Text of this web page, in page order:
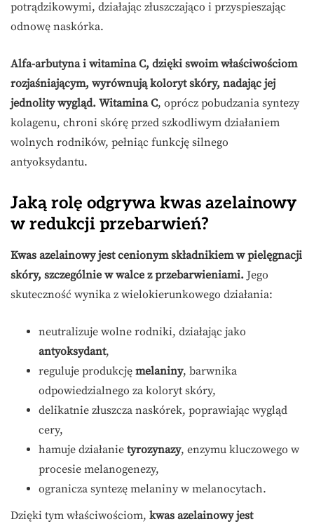
potrądzikowymi, działając złuszczająco i przyspieszając
odnowę naskórka.
Alfa-arbutyna i witamina C, dzięki swoim właściwościom
rozjaśniającym, wyrównują koloryt skóry, nadając jej
jednolity wygląd. Witamina C, oprócz pobudzania syntezy
kolagenu, chroni skórę przed szkodliwym działaniem
wolnych rodników, pełniąc funkcję silnego
antyoksydantu.
Jaką rolę odgrywa kwas azelainowy
w redukcji przebarwień?
Kwas azelainowy jest cenionym składnikiem w pielęgnacji
skóry, szczególnie w walce z przebarwieniami. Jego
skuteczność wynika z wielokierunkowego działania:
neutralizuje wolne rodniki, działając jako
antyoksydant,
reguluje produkcję melaniny, barwnika
odpowiedzialnego za koloryt skóry,
delikatnie złuszcza naskórek, poprawiając wygląd
cery,
hamuje działanie tyrozynazy, enzymu kluczowego w
procesie melanogenezy,
ogranicza syntezę melaniny w melanocytach.
Dzięki tym właściwościom, kwas azelainowy jest